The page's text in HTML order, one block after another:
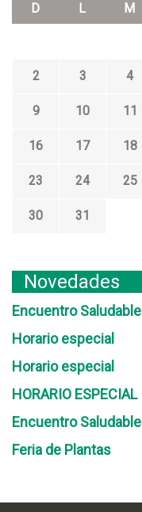
D L M
2 3 4
9 10 11
16 17 18
23 24 25
30
31
Novedades
Encuentro Saludable
Horario especial
Horario especial
HORARIO ESPECIAL
Encuentro Saludable
Feria de Plantas